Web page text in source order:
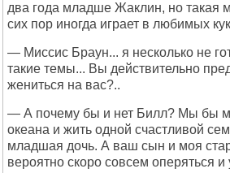
два года младше Жаклин, но такая
сих пор иногда играет в любимых
— Миссис Браун... я несколько не
такие темы... Вы действительно
жениться на вас?..
— А почему бы и нет Билл? Мы бы
океана и жить одной счастливой
младшая дочь. А ваш сын и моя
вероятно скоро совсем оперяться и